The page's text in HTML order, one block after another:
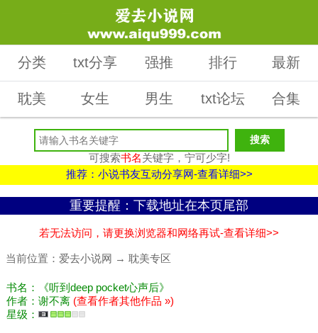
分类 txt分享 强推 排行 最新
耽美 女生 男生 txt论坛 合集
可搜索书名关键字，宁可少字!
推荐：小说书友互动分享网-查看详细>>
重要提醒：下载地址在本页尾部
若无法访问，请更换浏览器和网络再试-查看详细>>
当前位置： 爱去小说网 → 耽美专区
书名：《听到deep pocket心声后》
作者：谢不离 (查看作者其他作品 »)
星级：